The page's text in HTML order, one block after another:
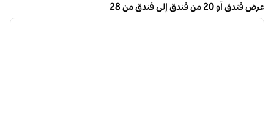
عرض فندق أو 20 من فندق إلى فندق من 28
عرض فندق 281 من 12
الصورة